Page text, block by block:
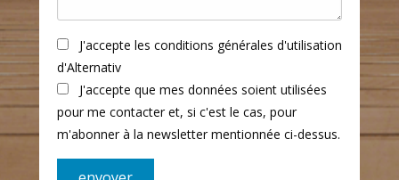
J'accepte les conditions générales d'utilisation
d'Alternativ
J'accepte que mes données soient utilisées
pour me contacter et, si c'est le cas, pour
m'abonner à la newsletter mentionnée ci-dessus.